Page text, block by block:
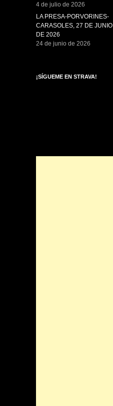
4 de julio de 2026
LA PRESA-PORVORINES-
CARASOLES, 27 DE JUNIO
DE 2026
24 de junio de 2026
¡SÍGUEME EN STRAVA!